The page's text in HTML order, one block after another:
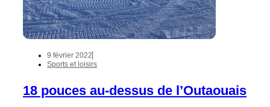
9 février 2022
Sports et loisirs
18 pouces au-dessus de l’Outaouais